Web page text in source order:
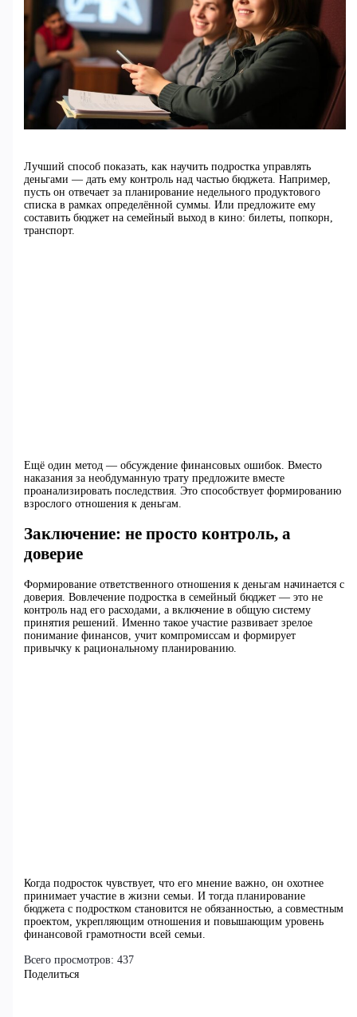
Лучший способ показать, как научить подростка управлять
деньгами — дать ему контроль над частью бюджета. Например,
пусть он отвечает за планирование недельного продуктового
списка в рамках определённой суммы. Или предложите ему
составить бюджет на семейный выход в кино: билеты, попкорн,
транспорт.
Ещё один метод — обсуждение финансовых ошибок. Вместо
наказания за необдуманную трату предложите вместе
проанализировать последствия. Это способствует формированию
взрослого отношения к деньгам.
Заключение: не просто контроль, а
доверие
Формирование ответственного отношения к деньгам начинается с
доверия. Вовлечение подростка в семейный бюджет — это не
контроль над его расходами, а включение в общую систему
принятия решений. Именно такое участие развивает зрелое
понимание финансов, учит компромиссам и формирует
привычку к рациональному планированию.
Когда подросток чувствует, что его мнение важно, он охотнее
принимает участие в жизни семьи. И тогда планирование
бюджета с подростком становится не обязанностью, а совместным
проектом, укрепляющим отношения и повышающим уровень
финансовой грамотности всей семьи.
Всего просмотров: 437
Поделиться